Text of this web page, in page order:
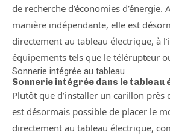
de recherche d’économies
manière indépendante, elle est
directement au tableau électrique, à
équipements tels que le télérupteur
Sonnerie intégrée au tableau
Sonnerie intégrée dans le tableau
Plutôt que d’installer un carillon près
est désormais possible de placer le
directement au tableau électrique,